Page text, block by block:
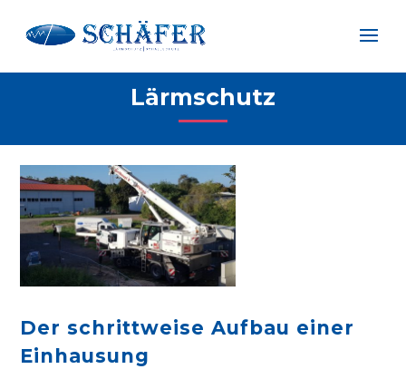
Lärmschutz
Der schrittweise Aufbau einer
Einhausung